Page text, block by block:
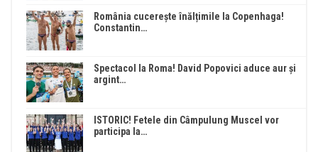
România cucerește înălțimile la Copenhaga!
Constantin…
Spectacol la Roma! David Popovici aduce aur și
argint…
ISTORIC! Fetele din Câmpulung Muscel vor
participa la…